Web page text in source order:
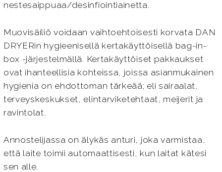
nestesaippuaa/desinfiointiainetta.
Muovisäiliö voidaan vaihtoehtoisesti korvata DAN
DRYERin hygieenisellä kertakäyttöisellä bag-in-
box -järjestelmällä. Kertakäyttöiset pakkaukset
ovat ihanteellisia kohteissa, joissa asianmukainen
hygienia on ehdottoman tärkeää; eli sairaalat,
terveyskeskukset, elintarviketehtaat, meijerit ja
ravintolat.
Annostelijassa on älykäs anturi, joka varmistaa,
että laite toimii automaattisesti, kun laitat kätesi
sen alle.